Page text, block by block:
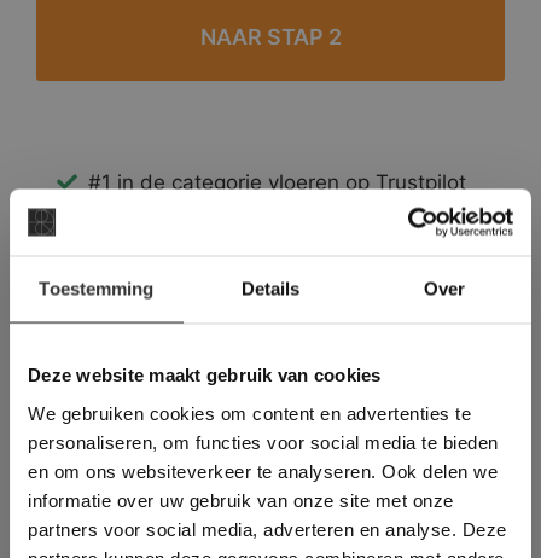
Toestemming Details Over
Deze website maakt gebruik van cookies
We gebruiken cookies om content en advertenties te
personaliseren, om functies voor social media te bieden
en om ons websiteverkeer te analyseren. Ook delen we
informatie over uw gebruik van onze site met onze
partners voor social media, adverteren en analyse. Deze
#1 in de categorie vloeren op Trustpilot
Binnen 24 uur een passende offerte
Meer dan 500 m2 showroom
Deze website maakt
gebruik van cookies.
This Cookie Banner was deleted and is no
longer working. Please contact the website
administrator.
Deze website gebruikt cookies om de
gebruikerservaring te verbeteren. Door
gebruik te maken van onze website geeft u
toestemming voor alle cookies in
overeenstemming met ons cookiebeleid.Lees
verder